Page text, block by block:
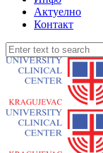
Актуелно
Контакт